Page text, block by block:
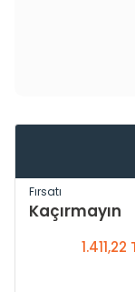
Fırsatı
Kaçırmayın